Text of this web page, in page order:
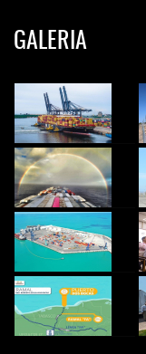
GALERIA